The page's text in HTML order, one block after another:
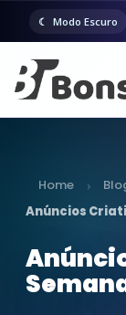
Modo Escuro
Home ›
Anúncios